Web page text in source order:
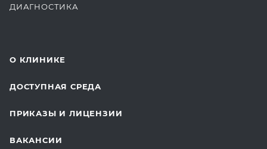
ДИАГНОСТИКА
О КЛИНИКЕ
ДОСТУПНАЯ СРЕДА
ПРИКАЗЫ И ЛИЦЕНЗИИ
ВАКАНСИИ